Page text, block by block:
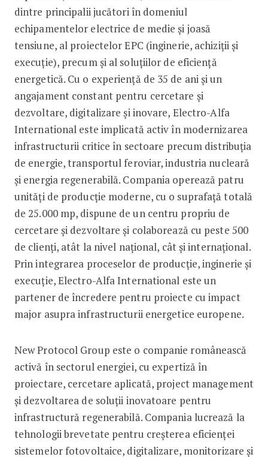
dintre principalii jucători în domeniul
echipamentelor electrice de medie și joasă
tensiune, al proiectelor EPC (inginerie, achiziții și
execuție), precum și al soluțiilor de eficiență
energetică. Cu o experiență de 35 de ani și un
angajament constant pentru cercetare și
dezvoltare, digitalizare și inovare, Electro-Alfa
International este implicată activ în modernizarea
infrastructurii critice în sectoare precum distribuția
de energie, transportul feroviar, industria nucleară
și energia regenerabilă. Compania operează patru
unități de producție moderne, cu o suprafață totală
de 25.000 mp, dispune de un centru propriu de
cercetare și dezvoltare și colaborează cu peste 500
de clienți, atât la nivel național, cât și internațional.
Prin integrarea proceselor de producție, inginerie și
execuție, Electro-Alfa International este un
partener de încredere pentru proiecte cu impact
major asupra infrastructurii energetice europene.
New Protocol Group este o companie românească
activă în sectorul energiei, cu expertiză în
proiectare, cercetare aplicată, project management
și dezvoltarea de soluții inovatoare pentru
infrastructură regenerabilă. Compania lucrează la
tehnologii brevetate pentru creșterea eficienței
sistemelor fotovoltaice, digitalizare, monitorizare și